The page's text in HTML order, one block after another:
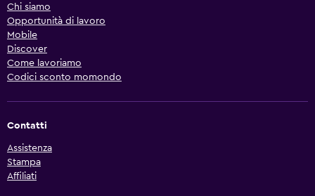
Chi siamo
Opportunità di lavoro
Mobile
Discover
Come lavoriamo
Codici sconto momondo
Contatti
Assistenza
Stampa
Affiliati